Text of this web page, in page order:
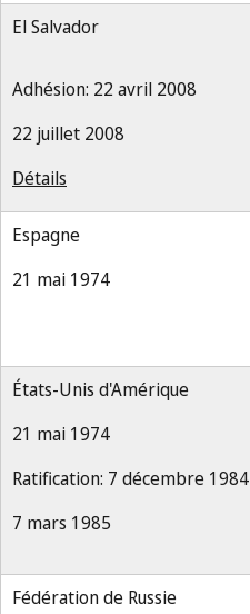
El Salvador
Adhésion: 22 avril 2008
22 juillet 2008
Détails
Espagne
21 mai 1974
États-Unis d'Amérique
21 mai 1974
Ratification: 7 décembre 1984
7 mars 1985
Fédération de Russie